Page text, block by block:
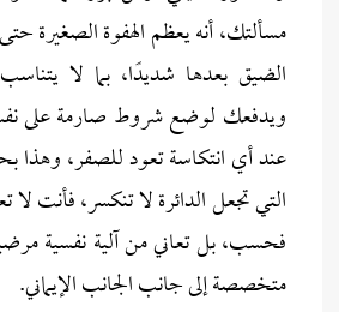
مسألتك، أنه يعظم الهفوة الصغيرة
الضيق بعدها شديدًا، بما لا
ويدفعك لوضع شروط صارمة على
عند أي انتكاسة تعود للصفر، وهذا
التي تجعل الدائرة لا تنكسر، فأنت
فحسب، بل تعاني من آلية نفسية
متخصصة إلى جانب الجانب الإيماني.